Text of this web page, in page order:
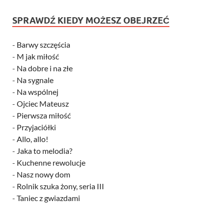
SPRAWDŹ KIEDY MOŻESZ OBEJRZEĆ
- Barwy szczęścia
- M jak miłość
- Na dobre i na złe
- Na sygnale
- Na wspólnej
- Ojciec Mateusz
- Pierwsza miłość
- Przyjaciółki
- Allo, allo!
- Jaka to melodia?
- Kuchenne rewolucje
- Nasz nowy dom
- Rolnik szuka żony, seria III
- Taniec z gwiazdami